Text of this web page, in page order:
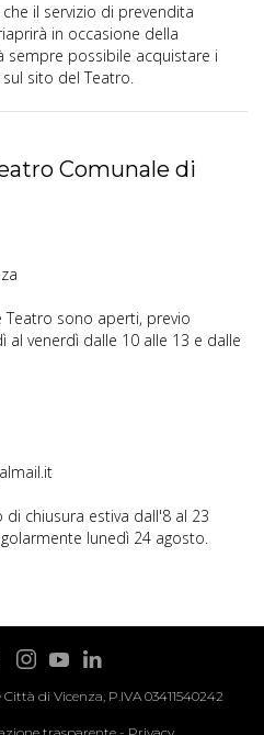
il servizio di prevendita
in occasione della
sempre possibile acquistare i
sito del Teatro.
Comunale di
Teatro sono aperti, previo
venerdì dalle 10 alle 13 e dalle
chiusura estiva dall'8 al 23
lunedì 24 agosto.
di Vicenza, P.IVA 03411540242